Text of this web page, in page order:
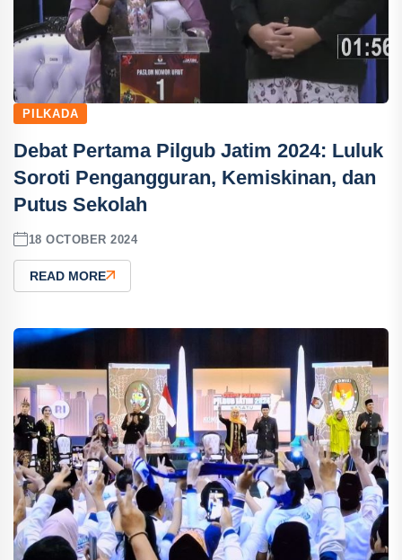
PILKADA
Debat Pertama Pilgub Jatim 2024: Luluk
Soroti Pengangguran, Kemiskinan, dan
Putus Sekolah
18 OCTOBER 2024
READ MORE